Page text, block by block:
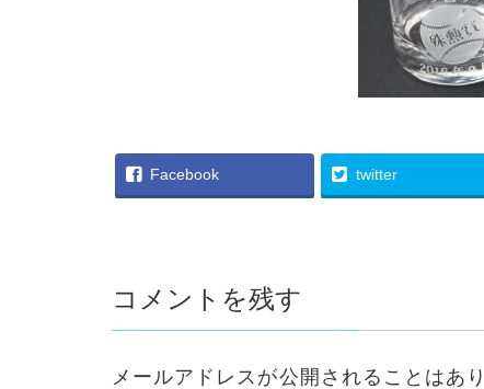
Facebook twitter
コメントを残す
メールアドレスが公開されることはあ